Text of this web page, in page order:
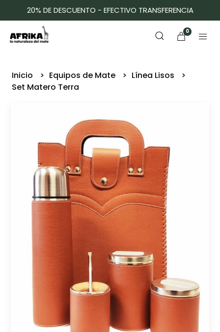
20% DE DESCUENTO - EFECTIVO TRANSFERENCIA
0
Inicio Equipos de Mate
Línea Lisos
Set Matero Terra